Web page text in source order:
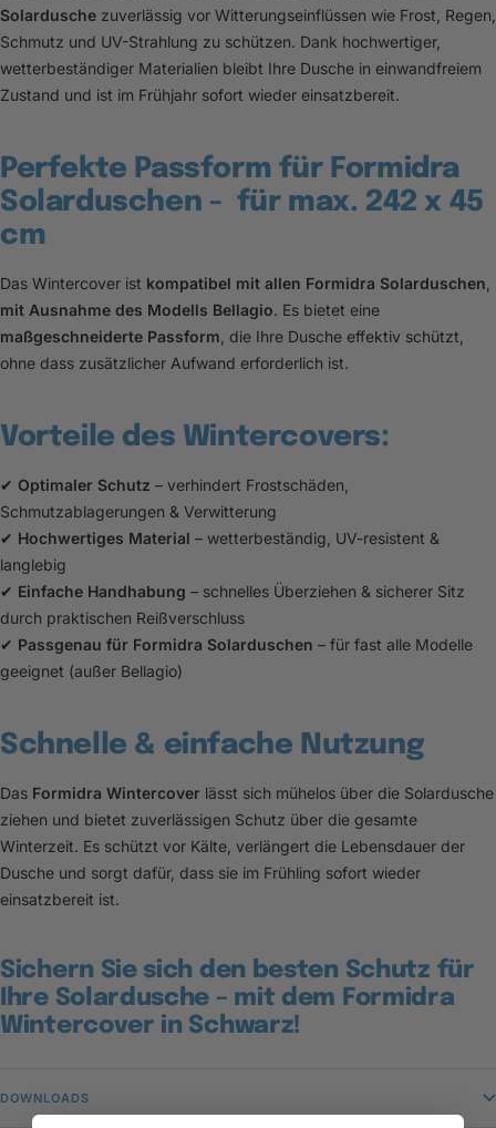
Solardusche zuverlässig vor Witterungseinflüssen wie Frost, Regen,
Schmutz und UV-Strahlung zu schützen. Dank hochwertiger,
wetterbeständiger Materialien bleibt Ihre Dusche in einwandfreiem
Zustand und ist im Frühjahr sofort wieder einsatzbereit.
Perfekte Passform für Formidra
Solarduschen - für max. 242 x 45
cm
Das Wintercover ist kompatibel mit allen Formidra Solarduschen
mit Ausnahme des Modells Bellagio. Es bietet eine
maßgeschneiderte Passform , die Ihre Dusche effektiv schützt,
ohne dass zusätzlicher Aufwand erforderlich ist.
Vorteile des Wintercovers:
✔ Optimaler Schutz – verhindert Frostschäden,
Schmutzablagerungen & Verwitterung
✔ Hochwertiges Material – wetterbeständig, UV-resistent &
langlebig
✔ Einfache Handhabung – schnelles Überziehen & sicherer Sitz
durch praktischen Reißverschluss
✔ Passgenau für Formidra Solarduschen – für fast alle Modelle
geeignet (außer Bellagio)
Schnelle & einfache Nutzung
Das Formidra Wintercover lässt sich mühelos über die Solardusche
ziehen und bietet zuverlässigen Schutz über die gesamte
Winterzeit. Es schützt vor Kälte, verlängert die Lebensdauer der
Dusche und sorgt dafür, dass sie im Frühling sofort wieder
einsatzbereit ist.
Sichern Sie sich den besten Schutz für
Ihre Solardusche – mit dem Formidra
Wintercover in Schwarz!
DOWNLOADS